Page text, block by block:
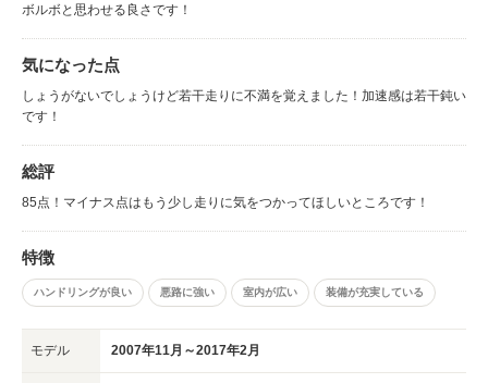
ボルボと思わせる良さです！
気になった点
しょうがないでしょうけど若干走りに不満を覚えました！加速感は若干鈍い
です！
総評
85点！マイナス点はもう少し走りに気をつかってほしいところです！
特徴
ハンドリングが良い 悪路に強い 室内が広い 装備が充実している
モデル 2007年11月～2017年2月